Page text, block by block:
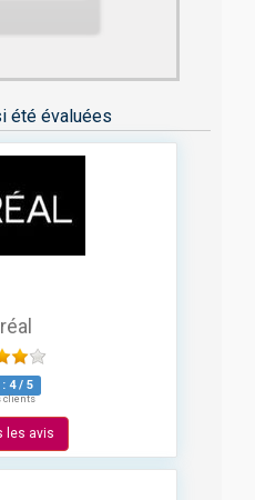
été évaluées
: 4/ 5
clients
les avis